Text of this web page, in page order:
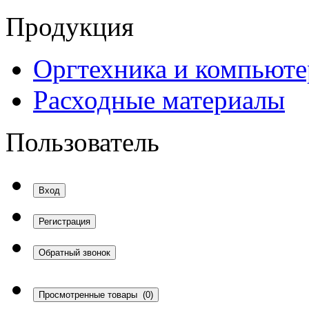
Продукция
Оргтехника и
Расходные материалы
Пользователь
Вход
Регистрация
Обратный звонок
Просмотренные товары (0)